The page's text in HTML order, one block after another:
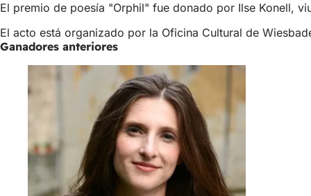
El premio de poesía "Orphil" fue donado por Ilse Konell,
El acto está organizado por la Oficina Cultural de
Ganadores anteriores